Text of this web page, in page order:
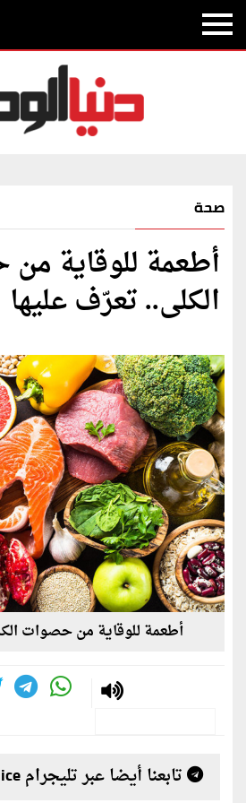
صحة
أطعمة للوقاية
الكلى.. تعرّف عليها
أطعمة للوقاية من حصوات
تابعنا أيضا عبر تليجرام t.me/alwatanvoice